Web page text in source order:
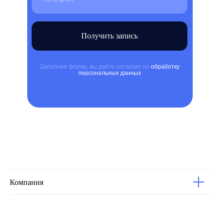
Получить запись
Заполняя форму, вы даёте согласие на обработку
персональных данных
Компания